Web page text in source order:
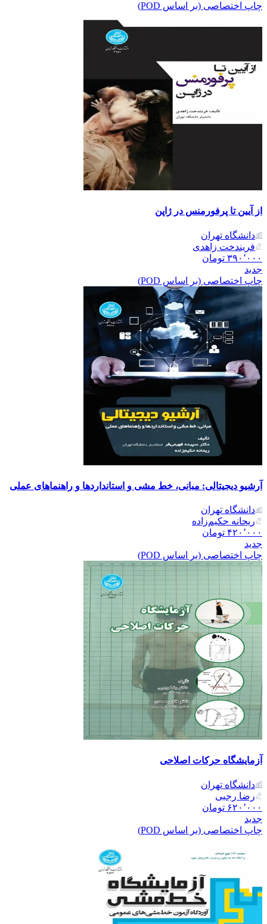
چاپ اختصاصی (بر اساس POD)
از آیین تا پرفورمنس در ژاپن
دانشگاه تهران
فریندخت زاهدی
۳۹۰٬۰۰۰ تومان
جدید
چاپ اختصاصی (بر اساس POD)
آرشیو دیجیتالی: مبانی، خط مشی و استانداردها و راهنماهای عملی
دانشگاه تهران
ریحانه حکیم‌زاده
۴۲۰٬۰۰۰ تومان
جدید
چاپ اختصاصی (بر اساس POD)
آزمایشگاه حرکات اصلاحی
دانشگاه تهران
رضا رجبی
۶۲۰٬۰۰۰ تومان
جدید
چاپ اختصاصی (بر اساس POD)